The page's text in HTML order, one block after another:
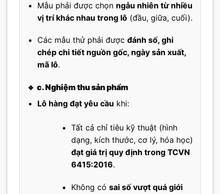
Mẫu phải được chọn ngẫu nhiên từ nhiều
vị trí khác nhau trong lô(đầu, giữa, cuối).
Các mẫu thử phải được đánh số, ghi
chép chi tiết nguồn gốc, ngày sản xuất,
mã lô.
🔹 c. Nghiệm thu sản phẩm
Lô hàng đạt yêu cầu khi:
Tất cả chỉ tiêu kỹ thuật (hình
dạng, kích thước, cơ lý, hóa học)
đạt giá trị quy định trong TCVN
6415:2016.
Không có sai số vượt quá giới